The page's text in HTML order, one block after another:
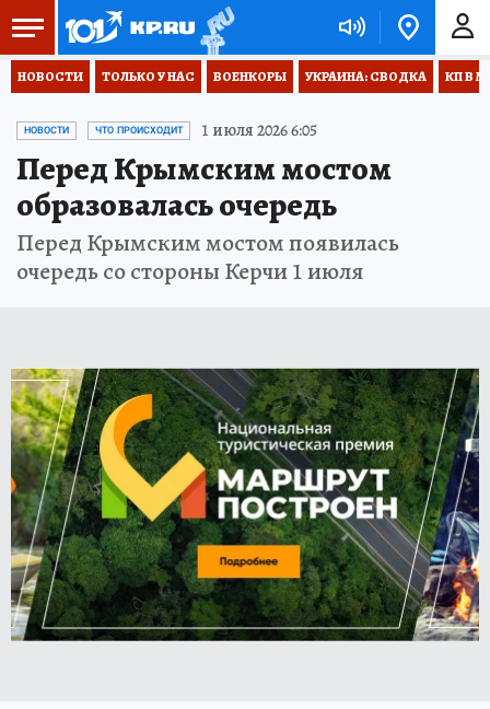
НОВОСТИ ТОЛЬКО У НАС ВОЕНКОРЫ УКРАИНА: СВОДКА КП В
НОВОСТИ ЧТО ПРОИСХОДИТ 1 июля 2026 6:05
Перед Крымским мостом
образовалась очередь
Перед Крымским мостом появилась
очередь со стороны Керчи 1 июля